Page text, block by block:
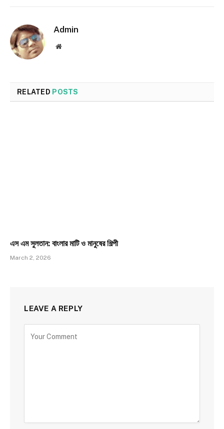
Admin
Website
RELATED POSTS
এস এম সুলতান: বাংলার মাটি ও মানুষের শিল্পী
March 2, 2026
LEAVE A REPLY